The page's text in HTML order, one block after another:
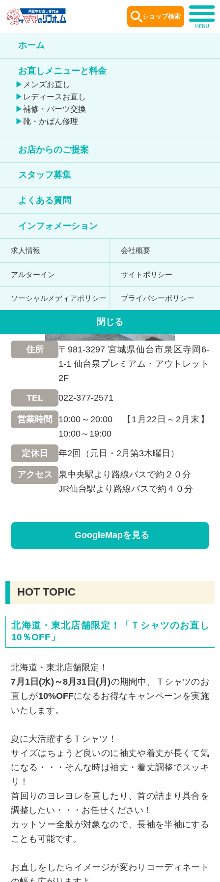
ホーム
お直しメニューと料金
メンズお直し
レディースお直し
補修・パーツ交換
靴・かばん修理
お店からのご提案
スタッフ募集
よくある質問
インフォメーション
求人情報 会社概要
アルターイン サイトポリシー
ソーシャルメディアポリシー プライバシーポリシー
閉じる
ショップ検索
ショップ案内
Shop information
仙台泉プレミアム・アウトレット店
鞄のお直しが出来る店舗
住所
〒981-3297 宮城県仙台市泉区寺岡6-
1-1 仙台泉プレミアム・アウトレット
2F
TEL 022-377-2571
営業時間
10:00～20:00 【1月22日～2月末】
10:00～19:00
定休日 年2回（元日・2月第3木曜日）
アクセス
泉中央駅より路線バスで約２０分
JR仙台駅より路線バスで約４０分
GoogleMapを見る
HOT TOPIC
北海道・東北店舗限定！「Ｔシャツのお直し
10％OFF」
北海道・東北店舗限定！
7月1日(水)～8月31日(月)の期間中、Ｔシャツのお
直しが10%OFFになるお得なキャンペーンを実施
いたします。
夏に大活躍するＴシャツ！
サイズはちょうど良いのに袖丈や着丈が長くて気
になる・・・そんな時は袖丈・着丈調整でスッキ
リ！
首回りのヨレヨレを直したり、首の詰まり具合を
調整したい・・・お任せください！
カットソー全般が対象なので、長袖を半袖にする
ことも可能です。
お直しをしたらイメージが変わりコーディネート